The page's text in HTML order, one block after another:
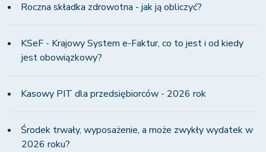
Roczna składka zdrowotna - jak ją obliczyć?
KSeF - Krajowy System e-Faktur, co to jest i od kiedy
jest obowiązkowy?
Kasowy PIT dla przedsiębiorców - 2026 rok
Środek trwały, wyposażenie, a może zwykły wydatek w
2026 roku?